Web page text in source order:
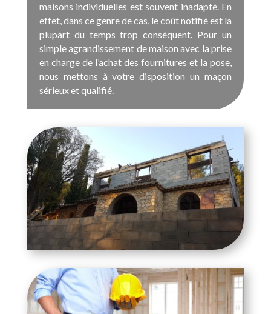
maisons individuelles est souvent inadapté. En
effet, dans ce genre de cas, le coût notifié est la
plupart du temps trop conséquent. Pour un
simple agrandissement de maison avec la prise
en charge de l’achat des fournitures et la pose,
nous mettons à votre disposition un maçon
sérieux et qualifié.